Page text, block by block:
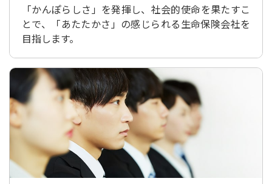
「かんぽらしさ」を発揮し、社会的使命を果たすこ
とで、「あたたかさ」の感じられる生命保険会社を
目指します。